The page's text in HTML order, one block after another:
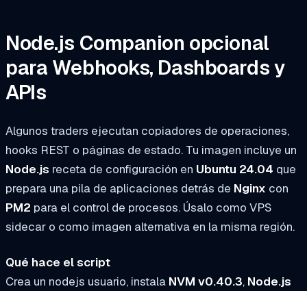
Node.js Companion opcional
para Webhooks, Dashboards y
APIs
Algunos traders ejecutan copiadores de operaciones,
hooks REST o páginas de estado. Tu imagen incluye un
Node.js receta de configuración en Ubuntu 24.04 que
prepara una pila de aplicaciones detrás de Nginx con
PM2 para el control de procesos. Úsalo como VPS
sidecar o como imagen alternativa en la misma región.
Qué hace el script
Crea un nodejs usuario, instala NVM v0.40.3, Node.js